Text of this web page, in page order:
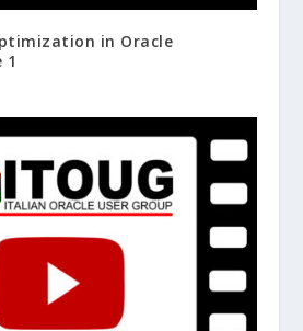
in Oracle
1